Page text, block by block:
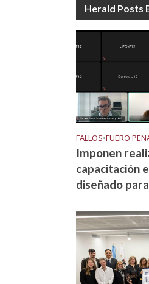
Herald Posts
FALLOS•FUERO
Imponen
capacitación
diseñado